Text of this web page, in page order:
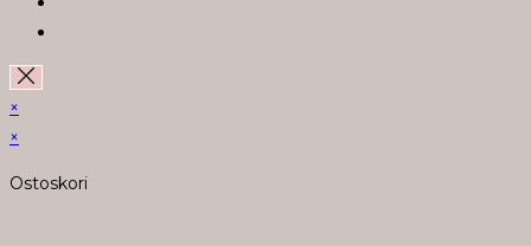
×
×
Ostoskori